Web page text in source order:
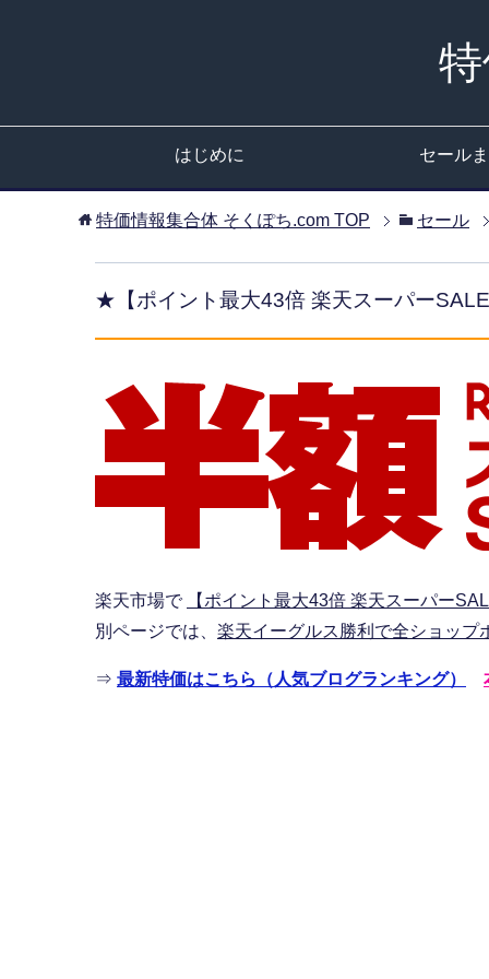
はじめに セール
特価情報集合体 そくぽち.com TOP セール
★【ポイント最大43倍 楽天スーパー
楽天市場で
【ポイント最大43倍 楽天スーパー
別ページでは、 楽天イーグルス勝利で全ショップ
⇒ 最新特価はこちら（人気ブログランキング）